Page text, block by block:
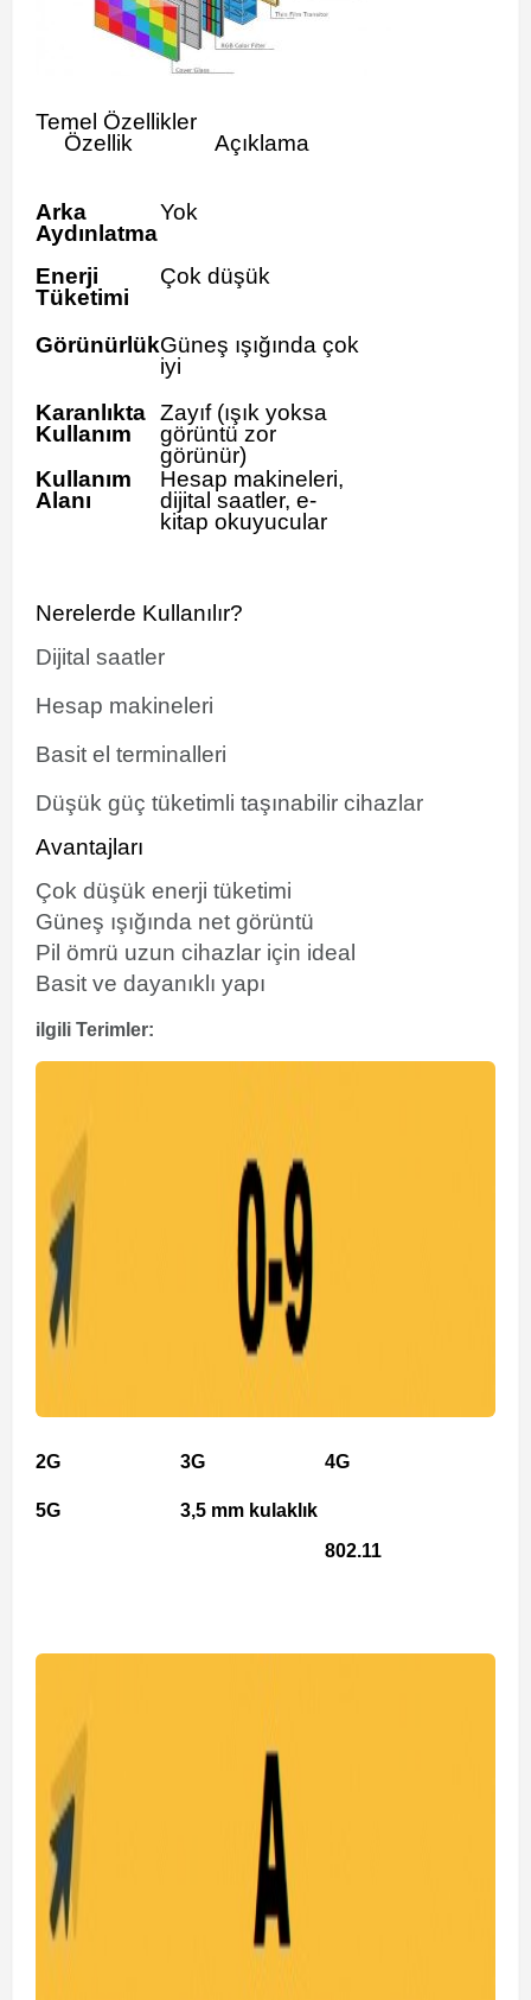
Temel Özellikler
Özellik
Açıklama
Arka
Aydınlatma
Yok
Enerji
Tüketimi
Çok düşük
GörünürlükGüneş ışığında çok
iyi
Karanlıkta
Kullanım
Zayıf (ışık yoksa
görüntü zor
görünür)
Kullanım
Alanı
Hesap makineleri,
dijital saatler, e-
kitap okuyucular
Nerelerde Kullanılır?
Dijital saatler
Hesap makineleri
Basit el terminalleri
Düşük güç tüketimli taşınabilir cihazlar
Avantajları
Çok düşük enerji tüketimi
Güneş ışığında net görüntü
Pil ömrü uzun cihazlar için ideal
Basit ve dayanıklı yapı
ilgili Terimler:
2G 3G 4G
5G
3,5 mm kulaklık
802.11